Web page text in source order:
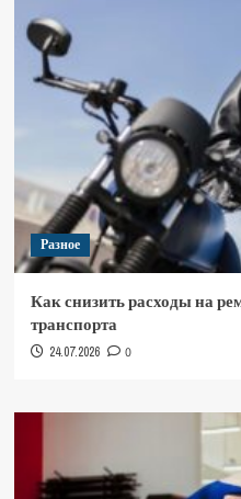
Разное
Как снизить расходы на
транспорта
24.07.2026 0